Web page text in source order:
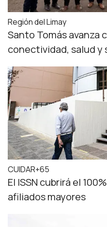
Región del Limay
Santo Tomás avanza
conectividad, salud y
CUIDAR+65
El ISSN cubrirá el
afiliados mayores